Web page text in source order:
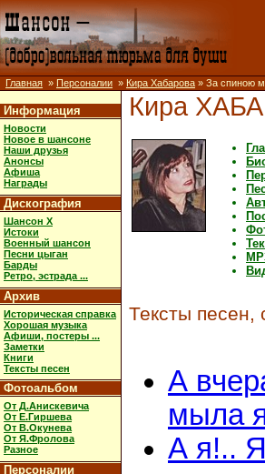
Главная » Персоналии » Кира Хабарова » За спиною
Информация
Новости
Новое в шансоне
Наши друзья
Анонсы
Афиша
Награды
Дискография
Шансон X
Истоки
Военный шансон
Песни цыган
Барды
Ретро, эстрада ...
Архив
Историческая справка
Хорошая музыка
Афиши, постеры ...
Заметки
Книги
Тексты песен
Фотоальбом
От Д.Анискевича
От Е.Гиршева
От В.Окунева
От Я.Фролова
Разное
Персоналии
Кира
Тексты песен,
А
мыла
А я!..